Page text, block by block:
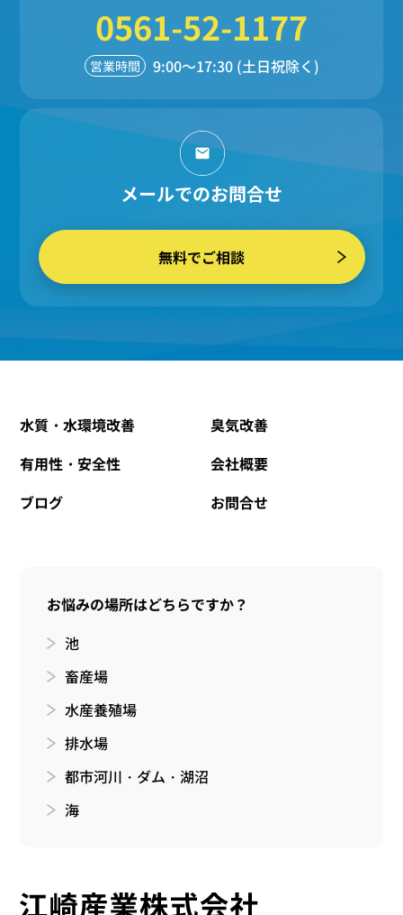
0561-52-1177
営業時間 9:00～17:30 (土日祝除く)
メールでのお問合せ
無料でご相談
水質・水環境改善
臭気改善
有用性・安全性
会社概要
ブログ
お問合せ
お悩みの場所はどちらですか？
池
畜産場
水産養殖場
排水場
都市河川・ダム・湖沼
海